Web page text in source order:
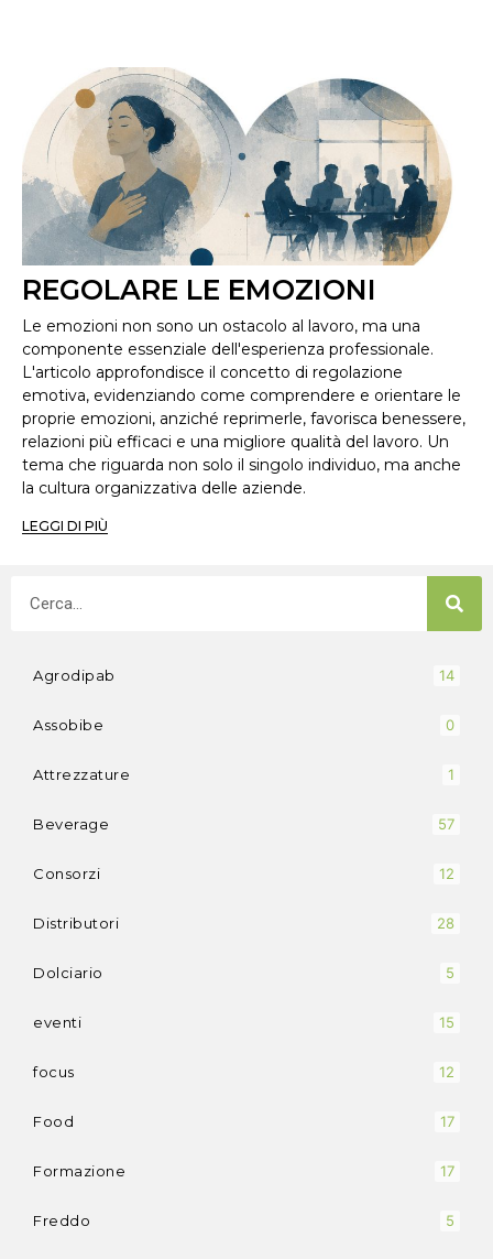
REGOLARE LE EMOZIONI
Le emozioni non sono un ostacolo al lavoro, ma una
componente essenziale dell'esperienza professionale.
L'articolo approfondisce il concetto di regolazione
emotiva, evidenziando come comprendere e orientare le
proprie emozioni, anziché reprimerle, favorisca benessere,
relazioni più efficaci e una migliore qualità del lavoro. Un
tema che riguarda non solo il singolo individuo, ma anche
la cultura organizzativa delle aziende.
LEGGI DI PIÙ
Agrodipab 14
Assobibe 0
Attrezzature 1
Beverage 57
Consorzi 12
Distributori 28
Dolciario 5
eventi 15
focus 12
Food 17
Formazione 17
Freddo 5